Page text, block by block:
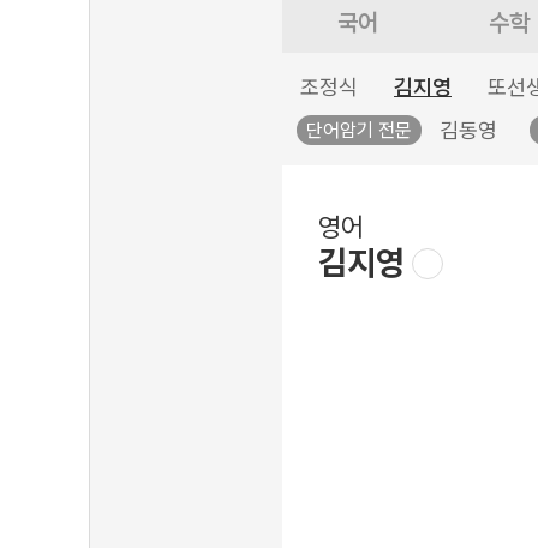
국어 수학
조정식 김지영 또선
단어암기 전문 김동영
영어
김지영